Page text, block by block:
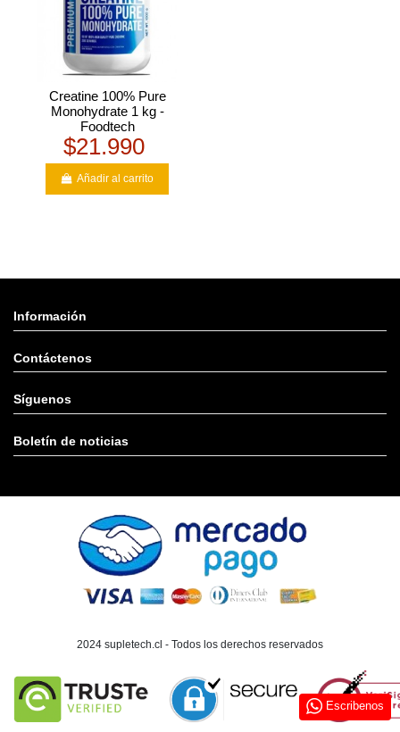
Escribenos
Creatine 100% Pure
Monohydrate 1 kg -
Foodtech
$21.990
Añadir al carrito
Información
Contáctenos
Síguenos
Boletín de noticias
2024 supletech.cl - Todos los derechos reservados